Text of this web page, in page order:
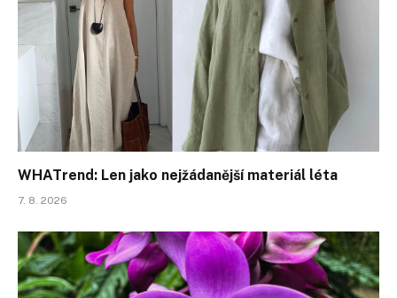
WHATrend: Len jako nejžádanější materiál léta
7. 8. 2026